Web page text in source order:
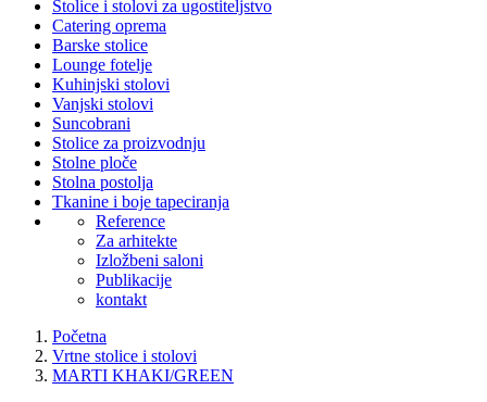
Stolice i stolovi za ugostiteljstvo
Catering oprema
Barske stolice
Lounge fotelje
Kuhinjski stolovi
Vanjski stolovi
Suncobrani
Stolice za proizvodnju
Stolne ploče
Stolna postolja
Tkanine i boje tapeciranja
Reference
Za arhitekte
Izložbeni saloni
Publikacije
kontakt
Početna
Vrtne stolice i stolovi
MARTI KHAKI/GREEN